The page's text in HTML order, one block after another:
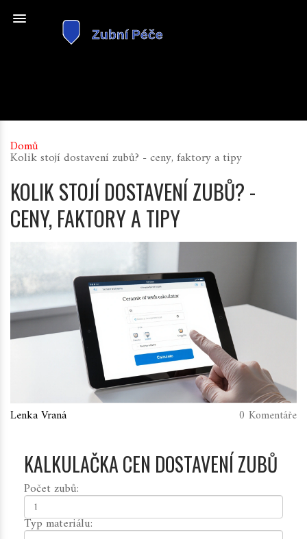
Domů
Kolik stojí dostavení zubů? - ceny, faktory a tipy
KOLIK STOJÍ DOSTAVENÍ ZUBŮ? -
CENY, FAKTORY A TIPY
Lenka Vraná 0 Komentáře
KALKULAČKA CEN DOSTAVENÍ ZUBŮ
Počet zubů:
Typ materiálu: